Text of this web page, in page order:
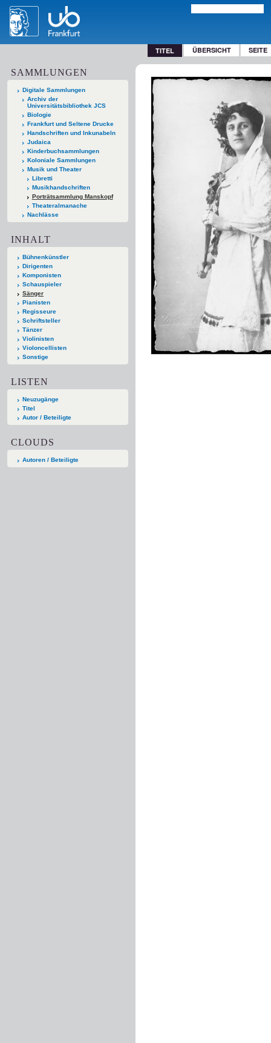
TITEL ÜBERSICHT SEITE
SAMMLUNGEN
Digitale Sammlungen
Archiv der
Universitätsbibliothek JCS
Biologie
Frankfurt und Seltene Drucke
Handschriften und Inkunabeln
Judaica
Kinderbuchsammlungen
Koloniale Sammlungen
Musik und Theater
Libretti
Musikhandschriften
Porträtsammlung Manskopf
Theateralmanache
Nachlässe
INHALT
Bühnenkünstler
Dirigenten
Komponisten
Schauspieler
Sänger
Pianisten
Regisseure
Schriftsteller
Tänzer
Violinisten
Violoncellisten
Sonstige
LISTEN
Neuzugänge
Titel
Autor / Beteiligte
CLOUDS
Autoren / Beteiligte